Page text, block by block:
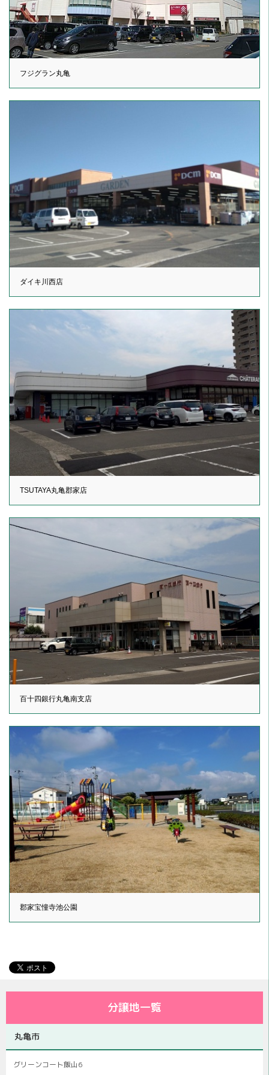
フジグラン丸亀
ダイキ川西店
TSUTAYA丸亀郡家店
百十四銀行丸亀南支店
郡家宝憧寺池公園
分譲地一覧
丸亀市
グリーンコート飯山6